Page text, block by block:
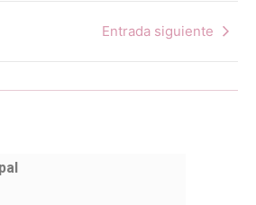
Entrada siguiente